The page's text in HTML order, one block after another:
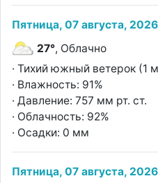
Пятница, 07 августа,
27°, Облачно
· Тихий южный ветерок (1
· Влажность: 91%
· Давление: 757 мм рт. ст.
· Облачность: 92%
· Осадки: 0 мм
Пятница, 07 августа,